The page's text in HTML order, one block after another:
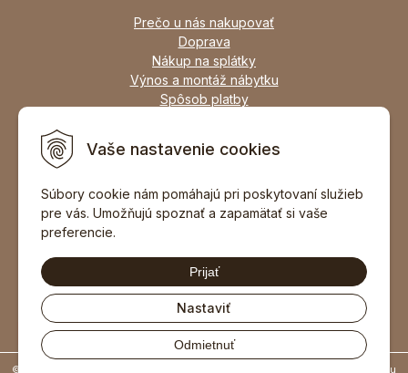
Vaše nastavenie cookies
Súbory cookie nám pomáhajú pri poskytovaní služieb
pre vás. Umožňujú spoznať a zapamätať si vaše
preferencie.
Prijať
Nastaviť
Odmietnuť
Prečo u nás nakupovať
Doprava
Nákup na splátky
Výnos a montáž nábytku
Spôsob platby
Zariadime všetky typy interiérov
DOPORUČIŤ ZNÁMEMU
© 2026 Nábytok Profi, Považská Bystrica - nábytok skladom • tvorba eshopu